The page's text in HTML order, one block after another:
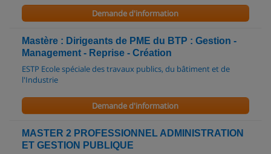
Demande d'information
Mastère : Dirigeants de PME du BTP : Gestion -
Management - Reprise - Création
ESTP Ecole spéciale des travaux publics, du bâtiment et de
l'Industrie
Demande d'information
MASTER 2 PROFESSIONNEL ADMINISTRATION
ET GESTION PUBLIQUE